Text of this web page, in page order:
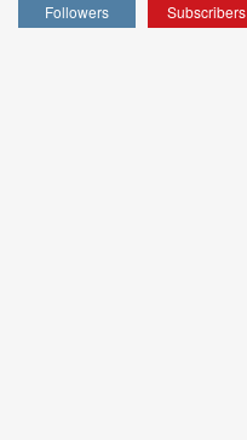
Subscribers
Followers